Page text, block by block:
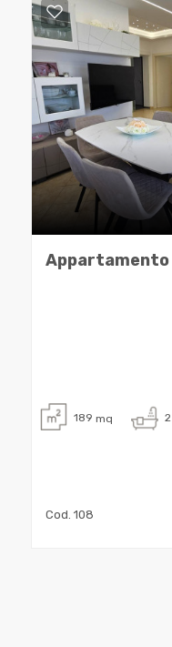
Appartamento
189 mq 2
Cod. 108
5
5+
Camere
minime
Qualsiasi
4
5+